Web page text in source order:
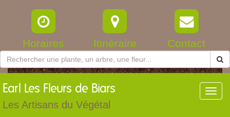
Horaires Itinéraire Contact
Earl Les Fleurs de Biars
Les Artisans du Végétal